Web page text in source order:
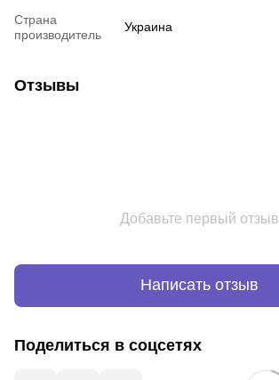
Страна
производитель
Украина
Отзывы
Добавьте первый отзыв
Написать отзыв
Поделиться в соцсетях